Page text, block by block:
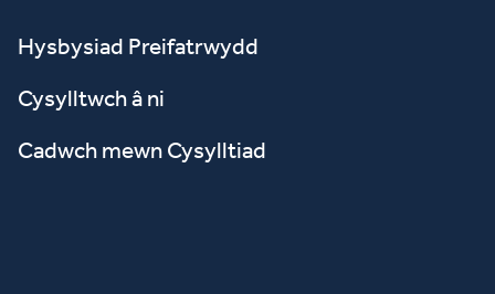
Hysbysiad Preifatrwydd
Cysylltwch â ni
Cadwch mewn Cysylltiad